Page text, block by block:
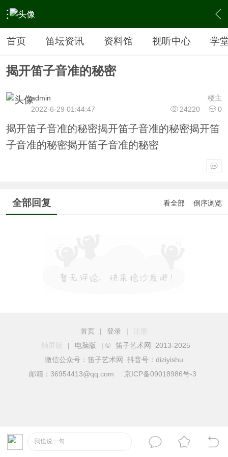
› 谈笛论箫 › 笛箫会友 › 内容
首页 笛坛资讯 资料馆 视听中心 学
揭开笛子音准的秘密
楼主
admin
24220
0
2022-6-29 01:44:47
揭开笛子音准的秘密揭开笛子音准的秘密揭开笛
子音准的秘密揭开笛子音准的秘密
全部回复 看全部 倒序浏览
我也说一句
首页 | 登录 |
触屏版
| 电脑版 | ©
笛子艺术网 2013-2025
微信公众号：笛子艺术网 抖音号：diziyishu
邮箱：36954413@qq.com
京ICP备09018986号-3